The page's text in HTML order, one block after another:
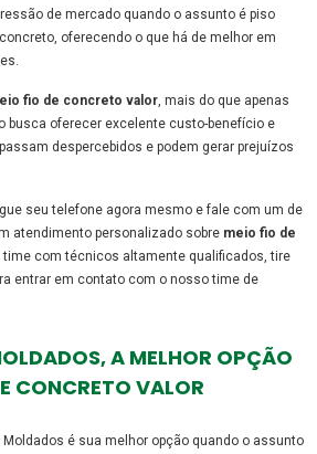
de mercado quando o assunto é piso
oferecendo o que há de melhor em
fio de concreto valor , mais do que apenas
busca oferecer excelente custo-benefício e
despercebidos e podem gerar prejuízos
seu telefone agora mesmo e fale com um de
atendimento personalizado sobre meio fio de
time com técnicos altamente qualificados, tire
entrar em contato com o nosso time de
A MELHOR OPÇÃO
CONCRETO VALOR
Moldados é sua melhor opção quando o assunto